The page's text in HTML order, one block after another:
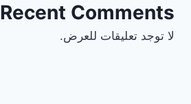
Recent Comments
لا توجد تعليقات للعرض.